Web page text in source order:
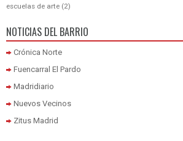
escuelas de arte (2)
NOTICIAS DEL BARRIO
Crónica Norte
Fuencarral El Pardo
Madridiario
Nuevos Vecinos
Zitus Madrid